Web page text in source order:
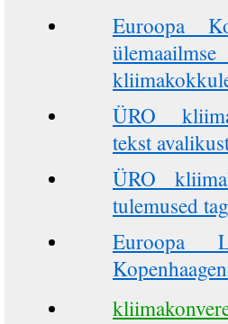
Euroopa
ÜRO
tekst
ÜRO
tulemused
Euroopa